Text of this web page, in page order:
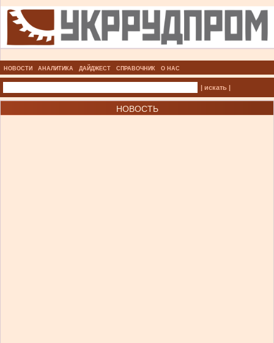
НОВОСТИ АНАЛИТИКА ДАЙДЖЕСТ СПРАВОЧНИК О НАС
| искать |
НОВОСТЬ